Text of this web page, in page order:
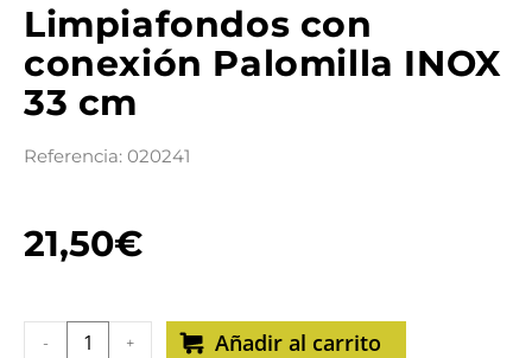
Limpiafondos con
conexión Palomilla INOX
33 cm
Referencia: 020241
21,50€
- + Añadir al carrito